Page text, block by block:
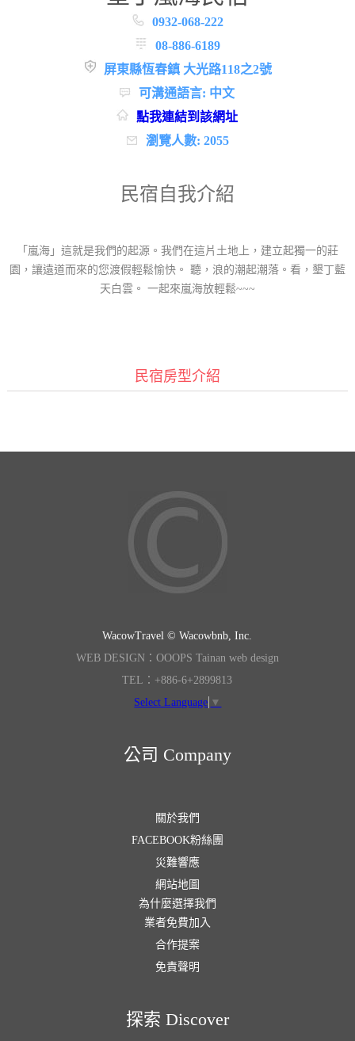
0932-068-222
08-886-6189
屏東縣恆春鎮 大光路118之2號
可溝通語言: 中文
點我連結到該網址
瀏覽人數: 2055
民宿自我介紹
「嵐海」這就是我們的起源。我們在這片土地上，建立起獨一的莊
園，讓遠道而來的您渡假輕鬆愉快。 聽，浪的潮起潮落。看，墾丁藍
天白雲。 一起來嵐海放輕鬆~~~
民宿房型介紹
WacowTravel © Wacowbnb, Inc.
WEB DESIGN：OOOPS Tainan web design
TEL：+886-6+2899813
Select Language ▼
公司 Company
關於我們
FACEBOOK粉絲團
災難響應
網站地圖
為什麼選擇我們
業者免費加入
合作提案
免責聲明
探索 Discover